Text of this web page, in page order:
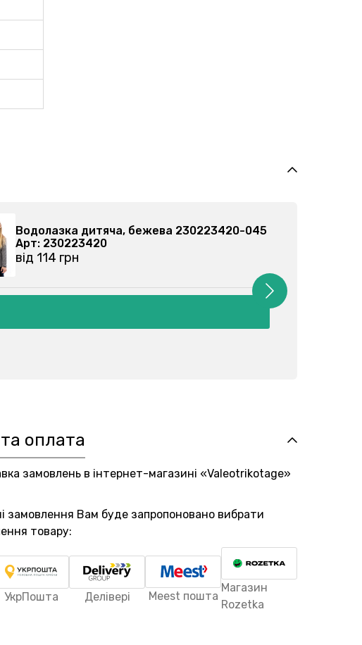
Водолазка дитяча, бежева 230223420-045
Арт: 230223420
від 114 грн
оплата
замовлень в інтернет-магазині «Valeotrikotage»
замовлення Вам буде запропоновано вибрати
товару:
УкрПошта Делівері Meest пошта
Магазин
Rozetka